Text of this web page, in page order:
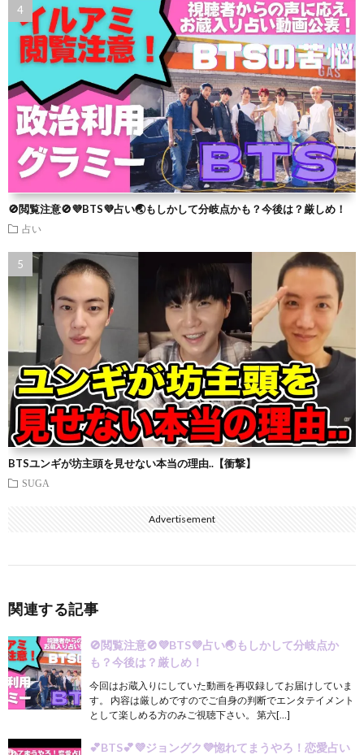
🚫閲覧注意🚫💜BTS💜占い🌏もしかして分岐点かも？今後は？厳しめ！
占い
BTSユンギが坊主頭を見せない本当の理由..【衝撃】
SUGA
Advertisement
関連する記事
🚫閲覧注意🚫💜BTS💜占い🌏もしかして分岐点か
も？今後は？厳しめ！
今回はお蔵入りにしていた動画を再収録してお届けしていま
す。 内容は厳しめですのでご自身の判断でエンタテイメント
として楽しめる方のみご視聴下さい。 第六[…]
💕BTS💕💜ジョングク💜惚れてまうやろ！恋愛占い